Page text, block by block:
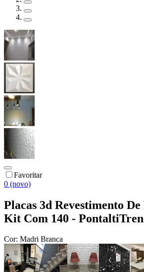
Favoritar
0 (novo)
Placas 3d Revestimento De
Kit Com 140 -
Cor: Madri Branca